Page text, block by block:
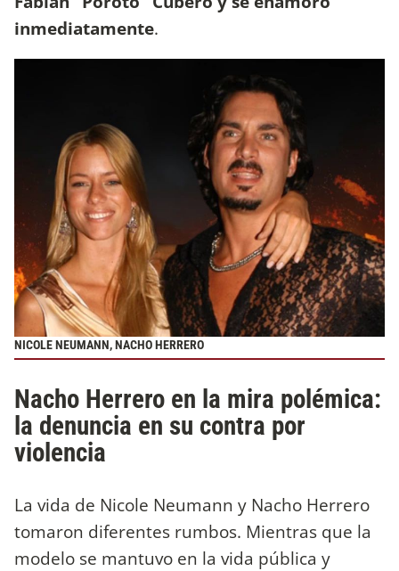
inmediatamente.
NICOLE NEUMANN, NACHO HERRERO
Nacho Herrero en la mira polémica:
la denuncia en su contra por
violencia
La vida de Nicole Neumann y Nacho Herrero
tomaron diferentes rumbos. Mientras que la
modelo se mantuvo en la vida pública y